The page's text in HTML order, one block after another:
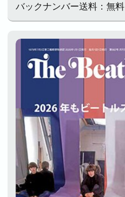
バックナンバー送料：無料